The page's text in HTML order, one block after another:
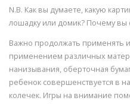
N.B. Как вы думаете, какую
лошадку или домик? Почему вы
Важно продолжать применять
применением различных
нанизывания, оберточная
ребенок совершенствуется в
колечек. Игры на внимание